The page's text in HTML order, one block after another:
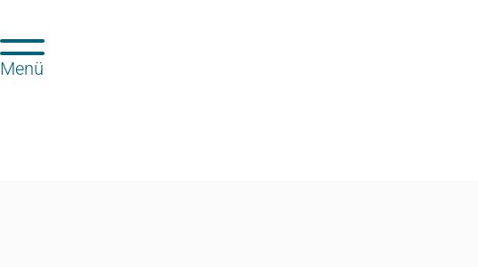
Menü